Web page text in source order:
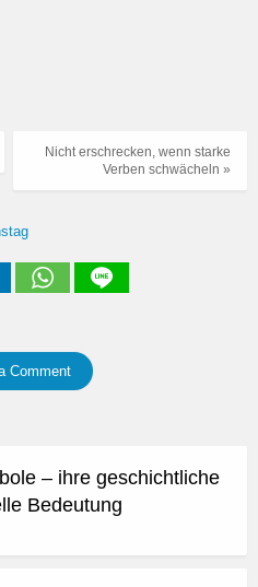
Nicht erschrecken, wenn starke
Verben schwächeln »
Comment
– ihre geschichtliche
Bedeutung